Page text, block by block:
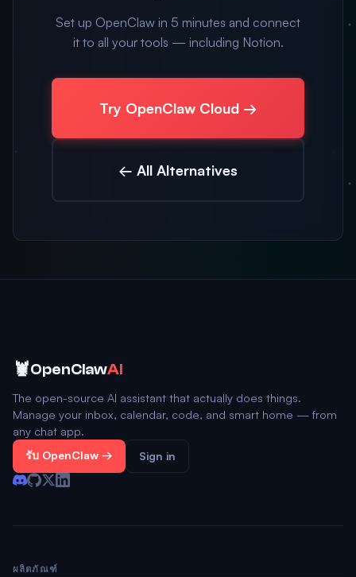
Set up OpenClaw in 5 minutes and connect
it to all your tools — including Notion.
Try OpenClaw Cloud →
← All Alternatives
🦞OpenClawAI
The open-source AI assistant that actually does things.
Manage your inbox, calendar, code, and smart home — from
any chat app.
รับ OpenClaw → Sign in
ผลิตภัณฑ์